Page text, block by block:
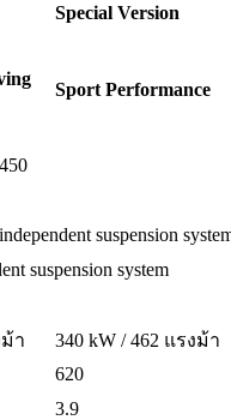
Special Version
Sport Performance
suspension
suspension system
ม้า
340 kW / 462 แรงม้า
620
3.9